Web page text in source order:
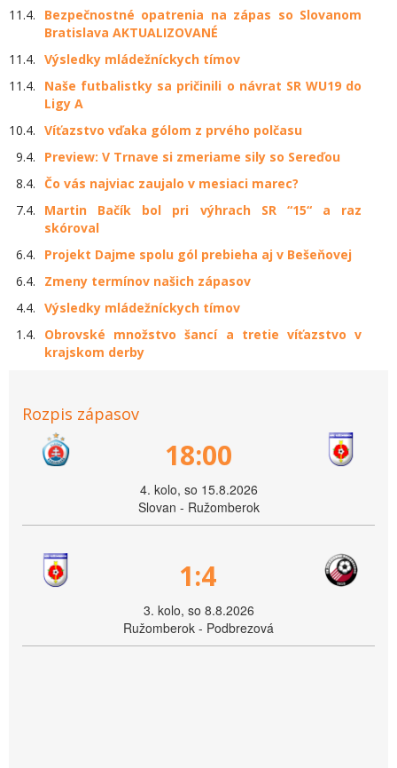
11.4.
Bezpečnostné opatrenia na zápas so Slovanom
Bratislava AKTUALIZOVANÉ
11.4. Výsledky mládežníckych tímov
11.4.
Naše futbalistky sa pričinili o návrat SR WU19 do
Ligy A
10.4. Víťazstvo vďaka gólom z prvého polčasu
9.4.
Preview: V Trnave si zmeriame sily so Sereďou
8.4. Čo vás najviac zaujalo v mesiaci marec?
7.4.
Martin Bačík bol pri výhrach SR “15“ a raz
skóroval
6.4.
Projekt Dajme spolu gól prebieha aj v Bešeňovej
6.4.
Zmeny termínov našich zápasov
4.4. Výsledky mládežníckych tímov
1.4.
Obrovské množstvo šancí a tretie víťazstvo v
krajskom derby
Rozpis zápasov
18:00
4. kolo, so 15.8.2026
Slovan - Ružomberok
1:4
3. kolo, so 8.8.2026
Ružomberok - Podbrezová